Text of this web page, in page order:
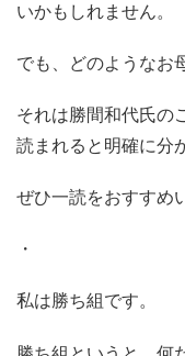
いかもしれません。
でも、どのようなお
それは勝間和代氏の
読まれると明確に分
ぜひ一読をおすすめ
・
私は勝ち組です。